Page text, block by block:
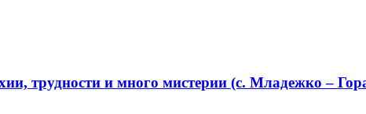
трудности и много мистерии (с. Младежко –